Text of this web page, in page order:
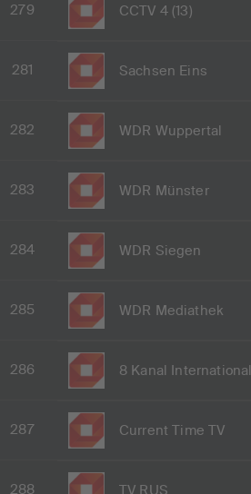
279 CCTV 4 (13)
281 Sachsen Eins
282 WDR Wuppertal
283 WDR Münster
284 WDR Siegen
285 WDR Mediathek
286 8 Kanal International
287 Current Time TV
288 TV RUS